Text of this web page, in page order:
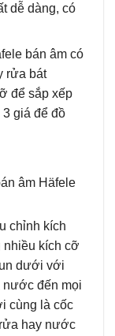
dễ dàng, có
bán âm có
rửa bát
để sắp xếp
giá để đồ
chỉnh kích
nhiều kích cỡ
dưới với
nước đến mọi
cùng là cốc
hay nước